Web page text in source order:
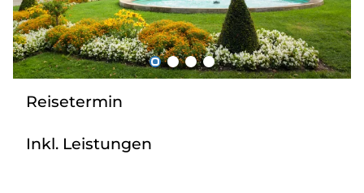
Sie befinden sich in:
Deutschland
Österreich
Reisetermin
Inkl. Leistungen